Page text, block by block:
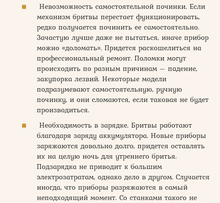
Невозможность самостоятельной починки. Если
механизм бритвы перестает функционировать,
редко получается починить ее самостоятельно.
Зачастую лучше даже не пытаться, иначе прибор
можно «доломать». Придется раскошелиться на
профессиональный ремонт. Поломки могут
происходить по разным причинам – падение,
закупорка лезвий. Некоторые модели
подразумевают самостоятельную, ручную
починку, и они сломаются, если таковая не будет
производиться.
Необходимость в зарядке. Бритвы работают
благодаря заряду аккумулятора. Новые приборы
заряжаются довольно долго, придется оставлять
их на целую ночь для утреннего бритья.
Подзарядка не приводит к большим
электрозатратам, однако дело в другом. Случается
иногда, что приборы разряжаются в самый
неподходящий момент. Со станками такого не